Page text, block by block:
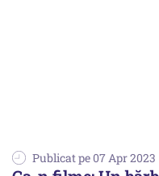
Publicat pe 07 Apr 2023